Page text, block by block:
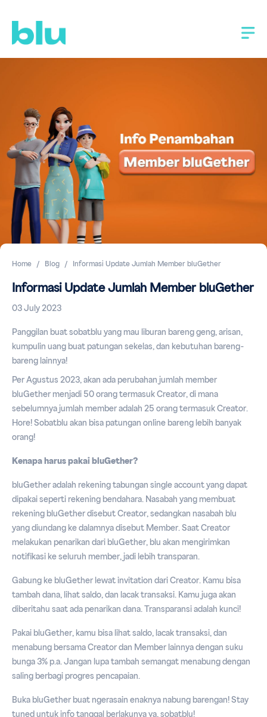
Home Blog Informasi Update Jumlah Member bluGether
Informasi Update Jumlah Member bluGether
03 July 2023
Panggilan buat sobatblu yang mau liburan bareng geng, arisan,
kumpulin uang buat patungan sekelas, dan kebutuhan bareng-
bareng lainnya!
Per Agustus 2023, akan ada perubahan jumlah member
bluGether menjadi 50 orang termasuk Creator, di mana
sebelumnya jumlah member adalah 25 orang termasuk Creator.
Hore! Sobatblu akan bisa patungan online bareng lebih banyak
orang!
Kenapa harus pakai bluGether?
bluGether adalah rekening tabungan single account yang dapat
dipakai seperti rekening bendahara. Nasabah yang membuat
rekening bluGether disebut Creator, sedangkan nasabah blu
yang diundang ke dalamnya disebut Member. Saat Creator
melakukan penarikan dari bluGether, blu akan mengirimkan
notifikasi ke seluruh member, jadi lebih transparan.
Gabung ke bluGether lewat invitation dari Creator. Kamu bisa
tambah dana, lihat saldo, dan lacak transaksi. Kamu juga akan
diberitahu saat ada penarikan dana. Transparansi adalah kunci!
Pakai bluGether, kamu bisa lihat saldo, lacak transaksi, dan
menabung bersama Creator dan Member lainnya dengan suku
bunga 3% p.a. Jangan lupa tambah semangat menabung dengan
saling berbagi progres pencapaian.
Buka bluGether buat ngerasain enaknya nabung barengan! Stay
tuned untuk info tanggal berlakunya ya, sobatblu!